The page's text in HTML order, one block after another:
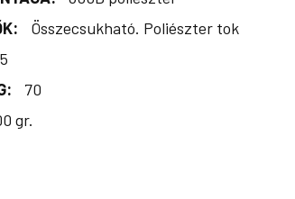
Összecsukható. Poliészter tok
70
gr.